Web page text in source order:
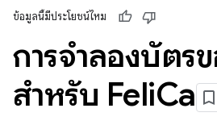
ข้อมูลนี้มีประโยชน์ไหม
การจําลองบัตร
สำหรับ FeliCa